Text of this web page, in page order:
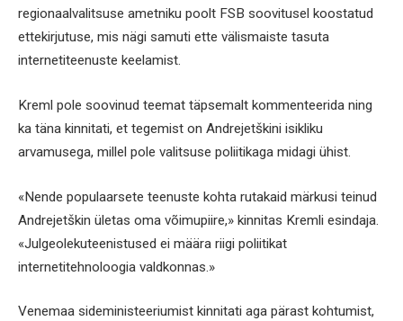
regionaalvalitsuse ametniku poolt FSB soovitusel koostatud
ettekirjutuse, mis nägi samuti ette välismaiste tasuta
internetiteenuste keelamist.
Kreml pole soovinud teemat täpsemalt kommenteerida ning
ka täna kinnitati, et tegemist on Andrejetškini isikliku
arvamusega, millel pole valitsuse poliitikaga midagi ühist.
«Nende populaarsete teenuste kohta rutakaid märkusi teinud
Andrejetškin ületas oma võimupiire,» kinnitas Kremli esindaja.
«Julgeolekuteenistused ei määra riigi poliitikat
internetitehnoloogia valdkonnas.»
Venemaa sideministeeriumist kinnitati aga pärast kohtumist,